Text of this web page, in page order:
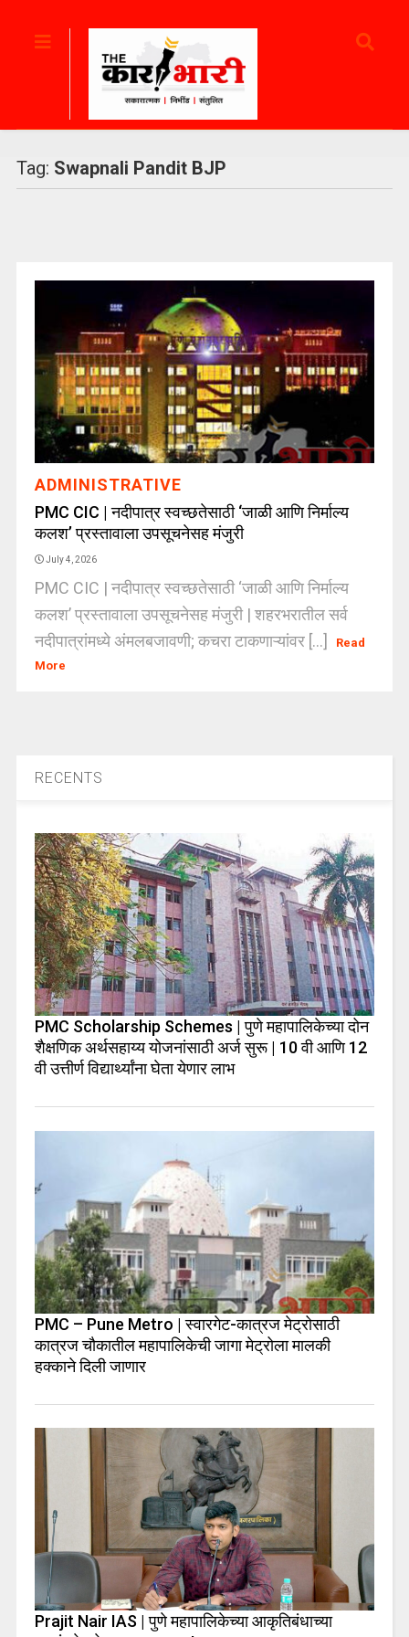
Tag: Swapnali Pandit BJP
ADMINISTRATIVE
PMC CIC | नदीपात्र स्वच्छतेसाठी ‘जाळी आणि निर्माल्य
कलश’ प्रस्तावाला उपसूचनेसह मंजुरी
July 4, 2026
PMC CIC | नदीपात्र स्वच्छतेसाठी ‘जाळी आणि निर्माल्य
कलश’ प्रस्तावाला उपसूचनेसह मंजुरी | शहरभरातील सर्व
नदीपात्रांमध्ये अंमलबजावणी; कचरा टाकणाऱ्यांवर [...]
Read
More
RECENTS
PMC Scholarship Schemes | पुणे महापालिकेच्या दोन
शैक्षणिक अर्थसहाय्य योजनांसाठी अर्ज सुरू | 10 वी आणि 12
वी उत्तीर्ण विद्यार्थ्यांना घेता येणार लाभ
PMC – Pune Metro | स्वारगेट-कात्रज मेट्रोसाठी
कात्रज चौकातील महापालिकेची जागा मेट्रोला मालकी
हक्काने दिली जाणार
Prajit Nair IAS | पुणे महापालिकेच्या आकृतिबंधाच्या